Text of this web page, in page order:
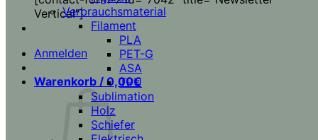
Vertical"]
Anmelden
Warenkorb / 0,00€
Verbrauchsmaterial
Filament
PLA
PET-G
ASA
TPU
Sublimation
Holz
Schiefer